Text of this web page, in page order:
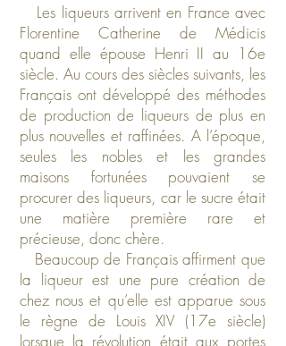
Les liqueurs arrivent en France avec
Florentine Catherine de Médicis
quand elle épouse Henri II au 16e
siècle. Au cours des siècles suivants, les
Français ont développé des méthodes
de production de liqueurs de plus en
plus nouvelles et raffinées. A l’époque,
seules les nobles et les grandes
maisons fortunées pouvaient se
procurer des liqueurs, car le sucre était
une matière première rare et
précieuse, donc chère.
Beaucoup de Français affirment que
la liqueur est une pure création de
chez nous et qu’elle est apparue sous
le règne de Louis XIV (17e siècle)
lorsque la révolution était aux portes